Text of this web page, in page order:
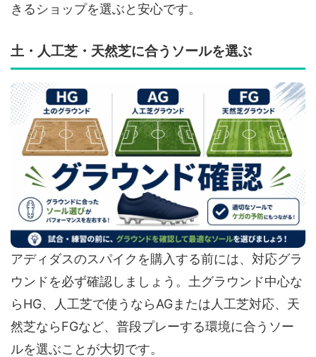
きるショップを選ぶと安心です。
土・人工芝・天然芝に合うソールを選ぶ
アディダスのスパイクを購入する前には、対応グラ
ウンドを必ず確認しましょう。土グラウンド中心な
らHG、人工芝で使うならAGまたは人工芝対応、天
然芝ならFGなど、普段プレーする環境に合うソー
ルを選ぶことが大切です。